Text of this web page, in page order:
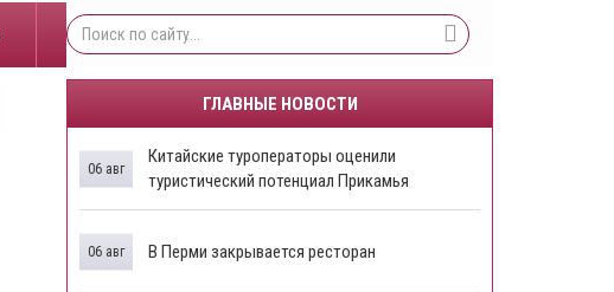
ГЛАВНЫЕ НОВОСТИ
Китайские туроператоры оценили
туристический потенциал Прикамья
06 авг
В Перми закрывается ресторан
06 авг